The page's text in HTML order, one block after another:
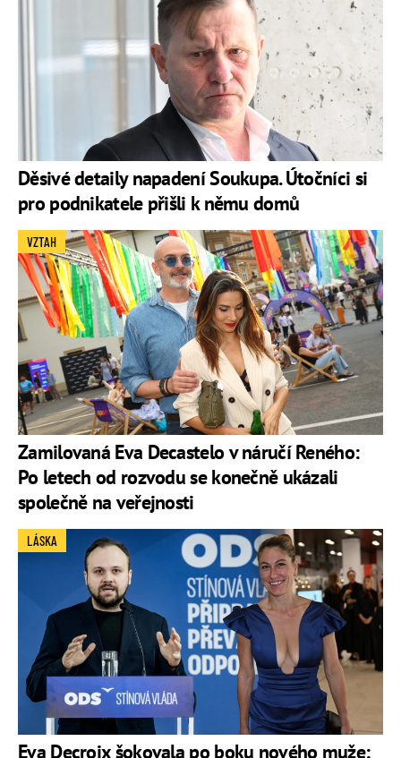
Děsivé detaily napadení Soukupa. Útočníci si
pro podnikatele přišli k němu domů
Zamilovaná Eva Decastelo v náručí Reného:
Po letech od rozvodu se konečně ukázali
společně na veřejnosti
VZTAH
Eva Decroix šokovala po boku nového muže:
LÁSKA